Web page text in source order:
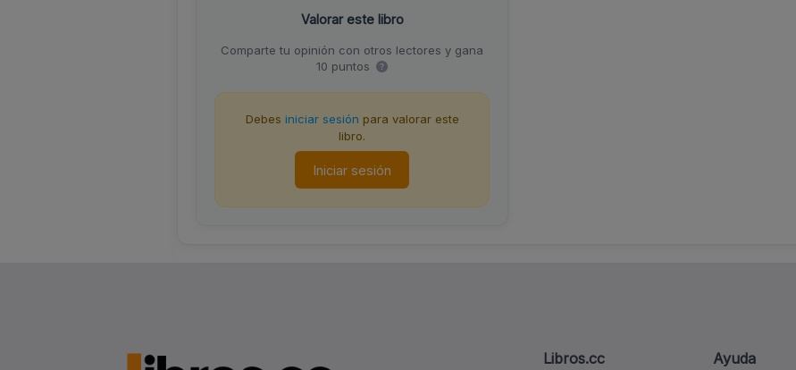
Valorar este libro
Comparte tu opinión con otros lectores y gana
10 puntos
Debes iniciar sesión para valorar este
libro.
Iniciar sesión
Libros.cc Ayuda